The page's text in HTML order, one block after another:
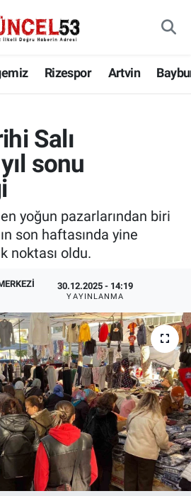
Rizespor Artvin
Salı
sonu
yoğun pazarlarından biri
son haftasında yine
noktası oldu.
30.12.2025 - 14:19
YAYINLANMA